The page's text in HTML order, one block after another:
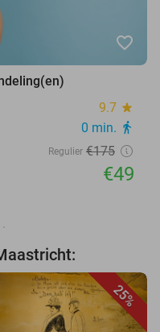
favorite_border
9.7 star
0 min. directions_walk
Regulier €175
€49
25%